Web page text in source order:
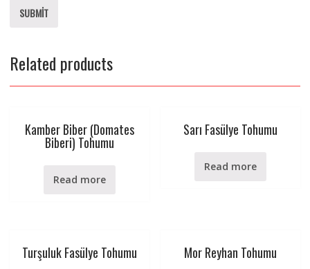
Related products
Kamber Biber (Domates
Biberi) Tohumu
Read more
Sarı Fasülye Tohumu
Read more
Turşuluk Fasülye Tohumu Mor Reyhan Tohumu